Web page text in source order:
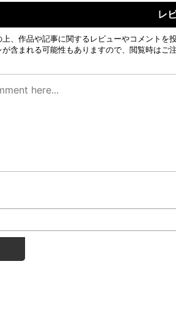
レ
上、作品や記事に関するレビューやコメントを
含まれる可能性もありますので、閲覧時はご注